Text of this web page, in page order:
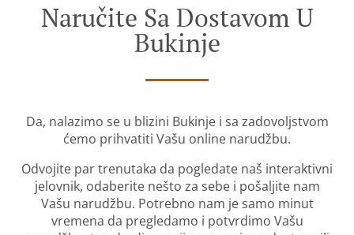
Naručite Sa Dostavom U
Bukinje
Da, nalazimo se u blizini Bukinje i sa zadovoljstvom
ćemo prihvatiti Vašu online narudžbu.
Odvojite par trenutaka da pogledate naš interaktivni
jelovnik, odaberite nešto za sebe i pošaljite nam
Vašu narudžbu. Potrebno nam je samo minut
vremena da pregledamo i potvrdimo Vašu